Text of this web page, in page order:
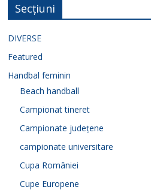
Secțiuni
DIVERSE
Featured
Handbal feminin
Beach handball
Campionat tineret
Campionate județene
campionate universitare
Cupa României
Cupe Europene